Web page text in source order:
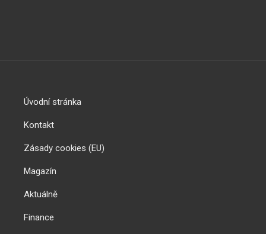
Úvodní stránka
Kontakt
Zásady cookies (EU)
Magazín
Aktuálně
Finance